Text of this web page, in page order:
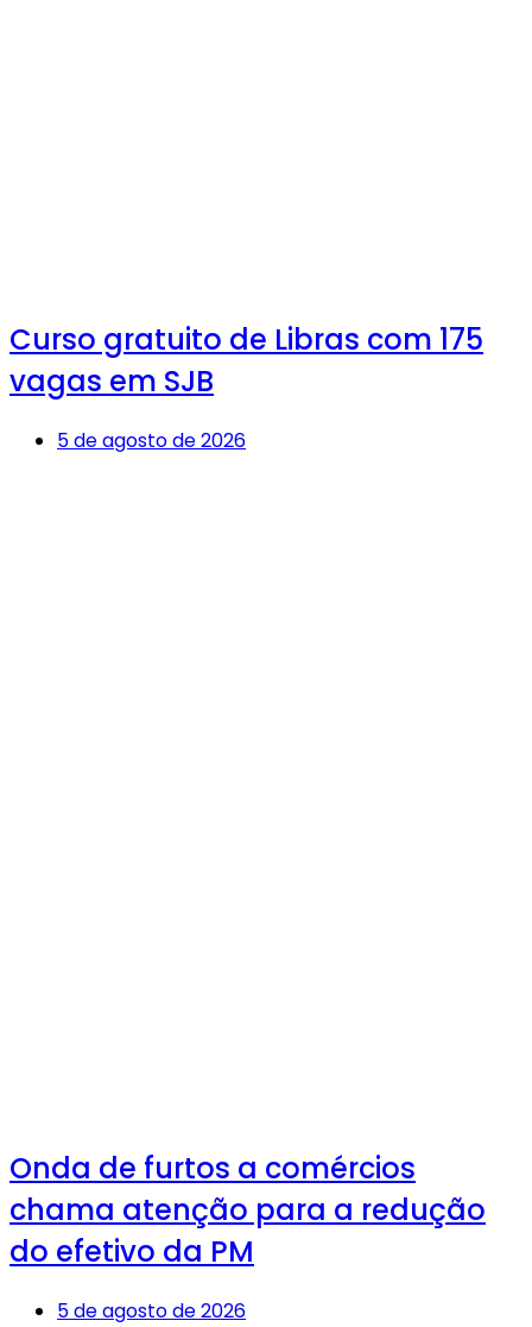
Curso gratuito de Libras com 175
vagas em SJB
5 de agosto de 2026
Onda de furtos a comércios
chama atenção para a redução
do efetivo da PM
5 de agosto de 2026